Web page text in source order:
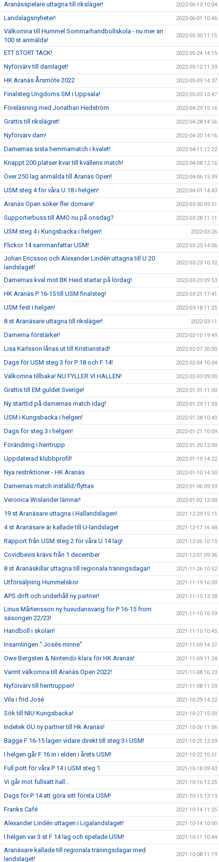
Aranässpelare uttagna till riksläger! 2022-06-13 10:04
Landslagsnyheter! 2022-06-01 10:46
Välkomna till Hummel Sommarhandbollskola - nu mer än
100 st anmälda!
2022-05-30 11:15
ETT STORT TACK! 2022-05-24 14:15
Nyförvärv till damlaget! 2022-05-12 11:59
HK Aranäs Årsmöte 2022 2022-05-09 14:37
Finalsteg Ungdoms SM i Uppsala! 2022-05-03 12:47
Föreläsning med Jonathan Hedström 2022-04-29 15:16
Grattis till rikslägret! 2022-04-28 14:56
Nyförvärv dam! 2022-04-20 14:16
Damernas sista hemmamatch i kvalet! 2022-04-11 12:22
Knappt 200 platser kvar till kvällens match! 2022-04-08 12:16
Över 250 lag anmälda till Aranäs Open! 2022-04-06 15:39
USM steg 4 för våra U 18 i helgen! 2022-04-01 14:43
Aranäs Open söker fler domare! 2022-03-30 09:51
Supporterbuss till AMO nu på onsdag? 2022-03-28 11:11
USM steg 4 i Kungsbacka i helgen! 2022-03-26
Flickor 14 sammanfattar USM! 2022-03-23 14:06
Johan Ericsson och Alexander Lindén uttagna till U 20
landslaget!
2022-03-23 10:32
Damernas kval mot BK Heid startar på lördag! 2022-03-23 09:53
HK Aranäs P 16-15 till USM finalsteg! 2022-03-21 17:41
USM fest i helgen! 2022-03-18 11:25
8 st Aranäsare uttagna till riksläger! 2022-03-11
Damerna förstärker! 2022-02-10 19:49
Lisa Karlsson lånas ut till Kristianstad! 2022-02-07 20:00
Dags för USM steg 3 för P 18 och F 14! 2022-02-04 10:04
Välkomna tillbaka! NU FYLLER VI HALLEN! 2022-02-03 09:00
Grattis till EM guldet Sverige! 2022-01-31 11:00
Ny starttid på damernas match idag! 2022-01-29 11:59
USM i Kungsbacka i helgen! 2022-01-28 10:40
Dags för steg 3 i helgen! 2022-01-21 10:09
Förändring i herrtrupp 2022-01-20 12:00
Uppdaterad klubbprofil! 2022-01-19 14:22
Nya restriktioner - HK Aranäs 2022-01-10 14:50
Damernas match inställd/flyttas 2022-01-06 09:59
Veronica Wislander lämnar! 2022-01-02 12:00
19 st Aranäsare uttagna i Hallandslagen! 2021-12-29 15:15
4 st Aranäsare är kallade till U-landslaget 2021-12-17 16:48
Rapport från USM steg 2 för våra U 14 lag! 2021-12-06 10:15
Covidbevis krävs från 1 december 2021-12-01 09:36
8 st Aranäskillar uttagna till regionala träningsdagar! 2021-11-26 10:52
Utförsäljning Hummelskor 2021-11-19 16:00
APS drift och underhåll ny partner! 2021-11-15 13:28
Linus Mårtensson ny huvudansvarig för P 16-15 from
säsongen 22/23!
2021-11-10 16:59
Handboll i skolan! 2021-11-10 10:45
Insamlingen " Josés minne" 2021-11-09 14:37
Owe Bergsten & Nintendo klara för HK Aranäs! 2021-11-09 11:24
Varmt välkomna till Aranäs Open 2022! 2021-11-08 16:23
Nyförvärv till herrtruppen! 2021-11-08 11:59
Vila i frid José 2021-10-29 14:22
Sök till NIU Kungsbacka! 2021-10-27 15:00
Indetek OU ny partner till Hk Aranäs! 2021-10-26 11:06
Bägge F 16-15 lagen vidare direkt till steg 3 i USM! 2021-10-25 12:59
I helgen går F 16 in i elden i årets USM! 2021-10-22 10:51
Full pott för våra P 14 i USM steg 1 2021-10-18 09:43
Vi går mot fullsatt hall... 2021-10-16 12:25
Dags för P 14 att göra sitt första USM! 2021-10-15 13:19
Franks Café 2021-10-14 11:25
Alexander Lindén uttagen i Ligalandslaget! 2021-10-14 10:00
I helgen var 3 st F 14 lag och spelade USM! 2021-10-11 10:44
Aranäsare kallade till regionala träningsdagar med
landslaget!
2021-10-08 11:19